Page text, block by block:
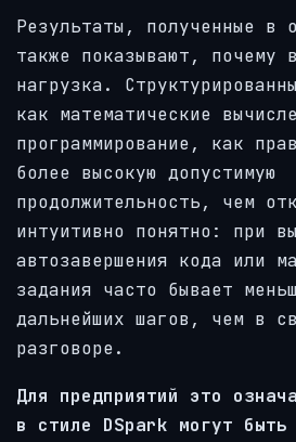
Результаты, полученные в
также показывают, почему
нагрузка.
как математические
программирование, как
более высокую допустимую
продолжительность, чем
интуитивно понятно: при
автозавершения кода или
задания часто бывает
дальнейших шагов, чем в
разговоре.
Для предприятий это
в стиле DSpark могут быть